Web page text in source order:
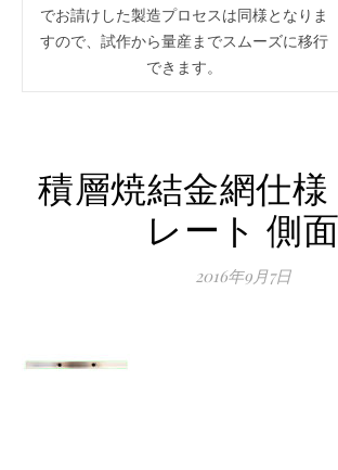
でお請けした製造プロセスは同様となりま
すので、試作から量産までスムーズに移行
できます。
積層焼結金網仕
レート 側面
2016年9月7日